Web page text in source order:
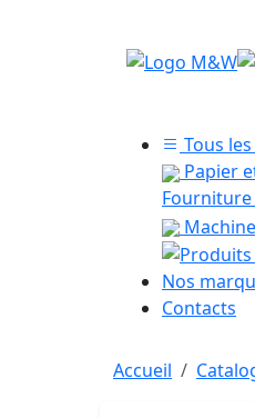
Tous
Papier
Nos
Contacts
Accueil